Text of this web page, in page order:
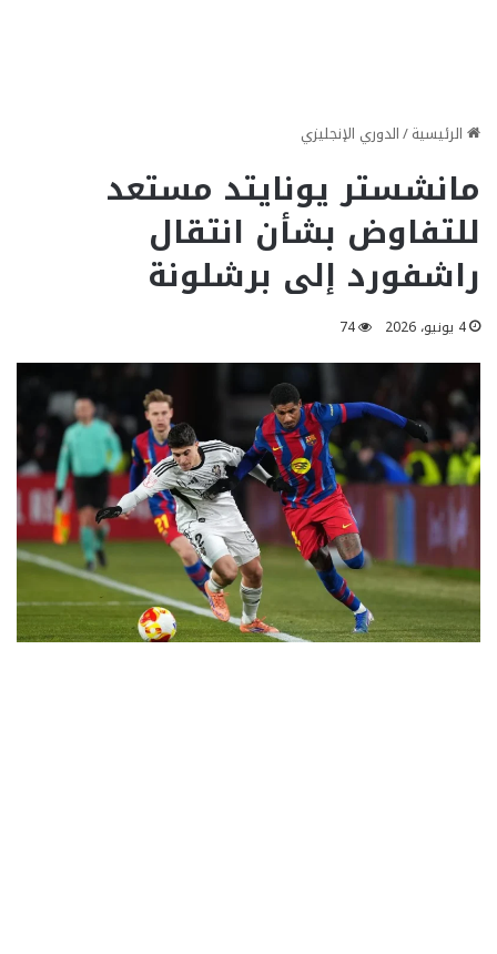
الرئيسية/الدوري الإنجليزي
مانشستر يونايتد مستعد
للتفاوض بشأن انتقال
راشفورد إلى برشلونة
4 يونيو، 2026 74